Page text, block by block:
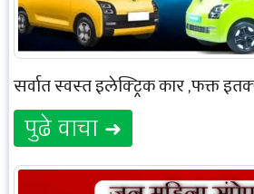
सर्वात स्वस्त इलेक्ट्रिक कार ,फक्त
पुढे वाचा ➜